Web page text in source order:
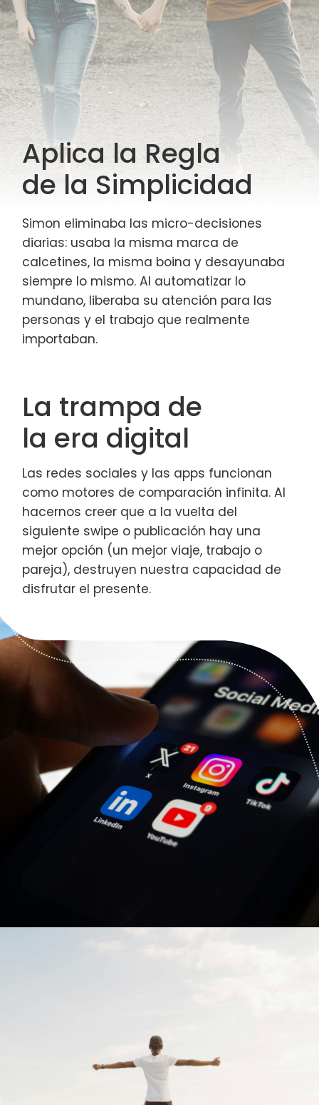
Aplica la Regla
de la Simplicidad
Simon eliminaba las micro-decisiones
diarias: usaba la misma marca de
calcetines, la misma boina y desayunaba
siempre lo mismo. Al automatizar lo
mundano, liberaba su atención para las
personas y el trabajo que realmente
importaban.
La trampa de
la era digital
Las redes sociales y las apps funcionan
como motores de comparación infinita. Al
hacernos creer que a la vuelta del
siguiente swipe o publicación hay una
mejor opción (un mejor viaje, trabajo o
pareja), destruyen nuestra capacidad de
disfrutar el presente.